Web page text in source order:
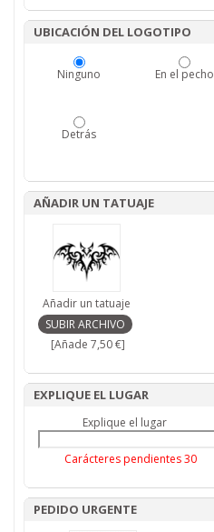
UBICACIÓN DEL LOGOTIPO
Ninguno En el pecho
Detrás
AÑADIR UN TATUAJE
Añadir un tatuaje
[Añade 7,50 €]
EXPLIQUE EL LUGAR
Explique el lugar
Carácteres pendientes30
PEDIDO URGENTE